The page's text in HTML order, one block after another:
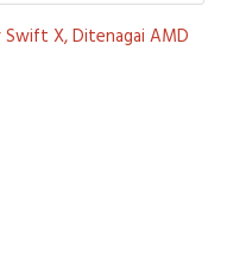
Swift X, Ditenagai AMD